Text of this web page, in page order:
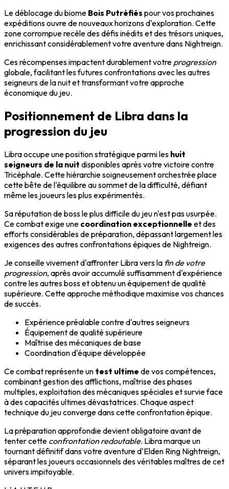
Le déblocage du biome Bois Putréfiés pour vos prochaines
expéditions ouvre de nouveaux horizons d'exploration. Cette
zone corrompue recèle des défis inédits et des trésors uniques,
enrichissant considérablement votre aventure dans Nightreign.
Ces récompenses impactent durablement votre progression
globale, facilitant les futures confrontations avec les autres
seigneurs de la nuit et transformant votre approche
économique du jeu.
Positionnement de Libra dans la
progression du jeu
Libra occupe une position stratégique parmi les huit
seigneurs de la nuit disponibles après votre victoire contre
Tricéphale. Cette hiérarchie soigneusement orchestrée place
cette bête de l'équilibre au sommet de la difficulté, défiant
même les joueurs les plus expérimentés.
Sa réputation de boss le plus difficile du jeu n'est pas usurpée.
Ce combat exige une coordination exceptionnelle et des
efforts considérables de préparation, dépassant largement les
exigences des autres confrontations épiques de Nightreign.
Je conseille vivement d'affronter Libra vers la fin de votre
progression, après avoir accumulé suffisamment d'expérience
contre les autres boss et obtenu un équipement de qualité
supérieure. Cette approche méthodique maximise vos chances
de succès.
Expérience préalable contre d'autres seigneurs
Équipement de qualité supérieure
Maîtrise des mécaniques de base
Coordination d'équipe développée
Ce combat représente un test ultime de vos compétences,
combinant gestion des afflictions, maîtrise des phases
multiples, exploitation des mécaniques spéciales et survie face
à des capacités ultimes dévastatrices. Chaque aspect
technique du jeu converge dans cette confrontation épique.
La préparation approfondie devient obligatoire avant de
tenter cette confrontation redoutable. Libra marque un
tournant définitif dans votre aventure d'Elden Ring Nightreign,
séparant les joueurs occasionnels des véritables maîtres de cet
univers impitoyable.